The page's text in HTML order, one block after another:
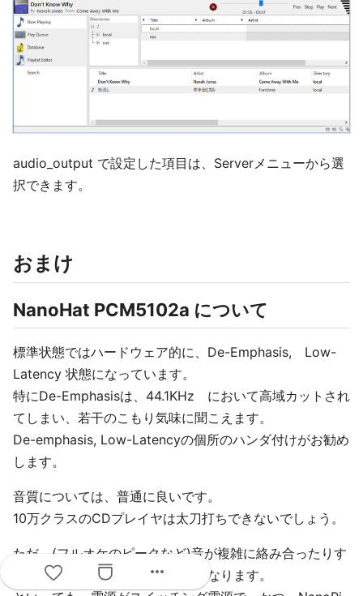
audio_output で設定した項目は、Serverメニューから選
択できます。
おまけ
NanoHat PCM5102a について
標準状態ではハードウェア的に、De-Emphasis, Low-
Latency 状態になっています。
特にDe-Emphasisは、44.1KHz において高域カットされ
てしまい、若干のこもり気味に聞こえます。
De-emphasis, Low-Latencyの個所のハンダ付けがお勧め
します。
音質については、普通に良いです。
10万クラスのCDプレイヤは太刀打ちできないでしょう。
ただ、(フルオケのピークなど)音が複雑に絡み合ったりす
ると、解像度低下が目立ち団子になります。
more_horiz